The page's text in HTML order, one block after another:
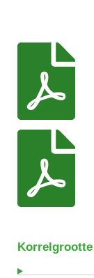
Korrelgrootte